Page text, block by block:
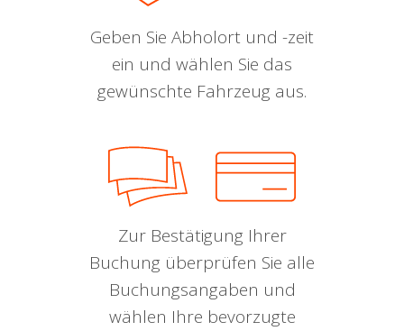
Geben Sie Abholort und -zeit
ein und wählen Sie das
gewünschte Fahrzeug aus.
Zur Bestätigung Ihrer
Buchung überprüfen Sie alle
Buchungsangaben und
wählen Ihre bevorzugte